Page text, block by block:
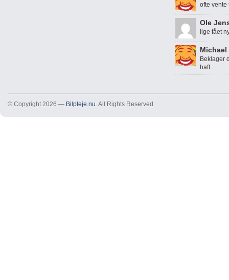
ofte
Ole
lige fået
Michael
Beklager
haft…
© Copyright 2026 — Bilpleje.nu. All Rights Reserved